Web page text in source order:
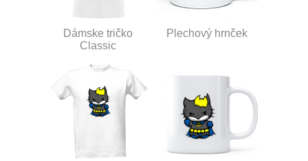
Dámske tričko
Classic
Plechový hrnček